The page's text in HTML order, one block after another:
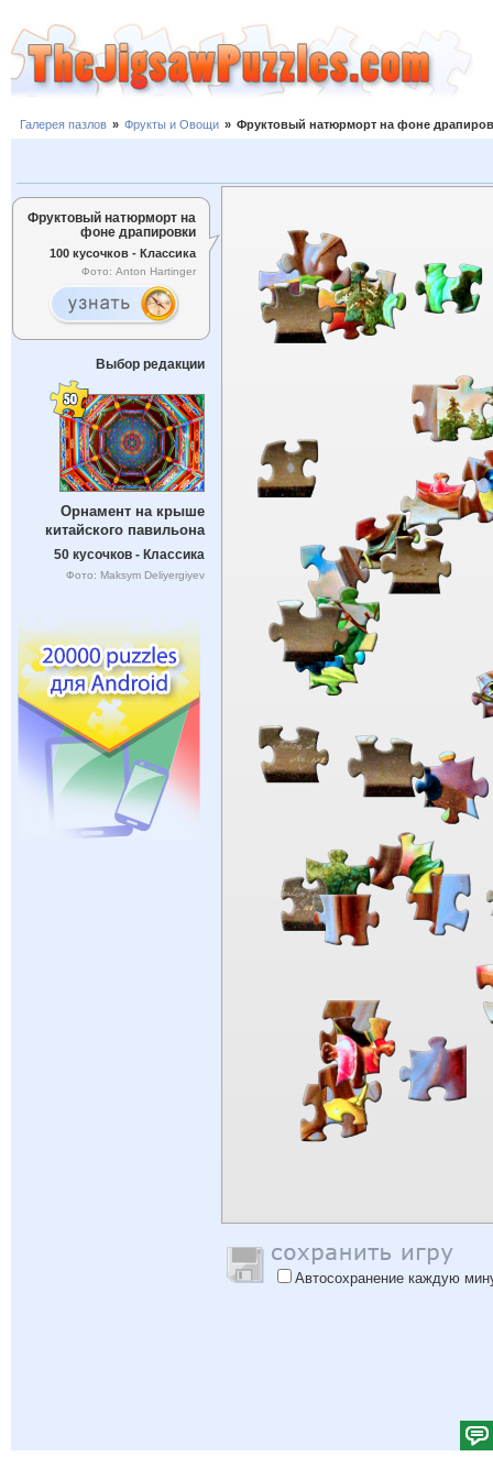
Галерея пазлов » Фрукты и Овощи » Фруктовый натюрморт на фоне
Фруктовый натюрморт на
фоне драпировки
100 кусочков - Классика
Фото: Anton Hartinger
Выбор редакции
Орнамент на крыше
китайского павильона
50 кусочков - Классика
Фото: Maksym Deliyergiyev
Автосохранение каждую